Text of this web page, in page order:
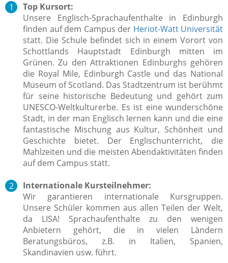
Top Kursort:
Unsere Englisch-Sprachaufenthalte in Edinburgh
finden auf dem Campus der Heriot-Watt Universität
statt. Die Schule befindet sich in einem Vorort von
Schottlands Hauptstadt Edinburgh mitten im
Grünen. Zu den Attraktionen Edinburghs gehören
die Royal Mile, Edinburgh Castle und das National
Museum of Scotland. Das Stadtzentrum ist berühmt
für seine historische Bedeutung und gehört zum
UNESCO-Weltkulturerbe. Es ist eine wunderschöne
Stadt, in der man Englisch lernen kann und die eine
fantastische Mischung aus Kultur, Schönheit und
Geschichte bietet. Der Englischunterricht, die
Mahlzeiten und die meisten Abendaktivitäten finden
auf dem Campus statt.
Internationale Kursteilnehmer:
Wir garantieren internationale Kursgruppen.
Unsere Schüler kommen aus allen Teilen der Welt,
da LISA! Sprachaufenthalte zu den wenigen
Anbietern gehört, die in vielen Ländern
Beratungsbüros, z.B. in Italien, Spanien,
Skandinavien usw. führt.